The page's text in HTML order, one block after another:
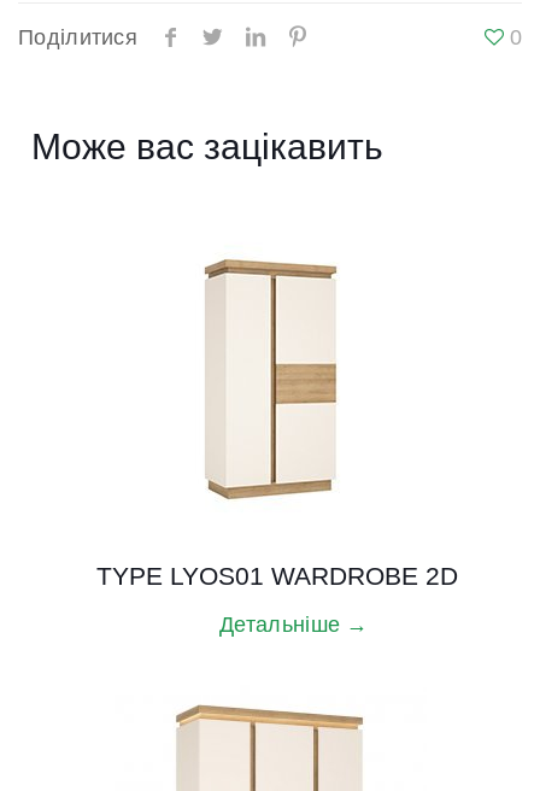
Поділитися 0
Може вас зацікавить
TYPE LYOS01 WARDROBE 2D
Детальніше →